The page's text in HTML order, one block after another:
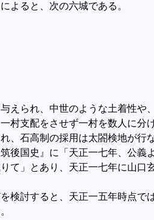
よると、次の六城である。
えられ、中世のような土着性や
村支配をさせず一村を数人に
、石高制の採用は太閤検地が行
後国史』に「天正一七年、公義
て」とあり、天正一七年に山口
検討すると、天正一五年時点で